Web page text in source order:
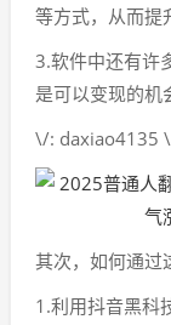
等方式，从而提
3.软件中还有许
是可以变现的机
\/: daxiao4135
其次，如何通过
1.利用抖音黑科